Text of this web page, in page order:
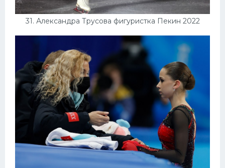
31. Александра Трусова фигуристка Пекин 2022